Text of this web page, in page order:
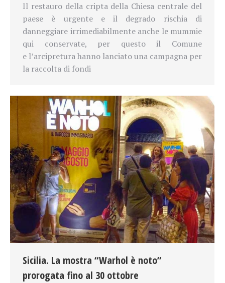
Il restauro della cripta della Chiesa centrale del
paese è urgente e il degrado rischia di
danneggiare irrimediabilmente anche le mummie
qui conservate, per questo il Comune
e l’arcipretura hanno lanciato una campagna per
la raccolta di fondi
Sicilia. La mostra “Warhol è noto”
prorogata fino al 30 ottobre